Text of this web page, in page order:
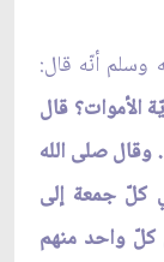
وسلم أنّه قال:
الأموات؟ قال
وقال صلى الله
كلّ جمعة إلى
كلّ واحد منهم